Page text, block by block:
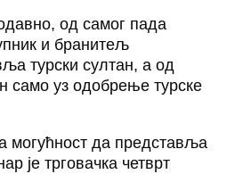
од самог пада
и бранитељ
турски султан, а од
само уз одобрење турске
могућност да представља
је трговачка четврт